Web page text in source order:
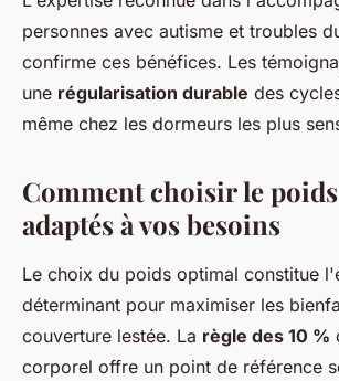
personnes avec autisme et troubles
confirme ces bénéfices. Les
une régularisation durable des
même chez les dormeurs les plus
Comment choisir le
adaptés à vos besoins
Le choix du poids optimal constitue
déterminant pour maximiser les
couverture lestée. La règle des 10 %
corporel offre un point de référence